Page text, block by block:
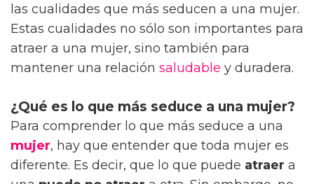
las cualidades que más seducen a una mujer.
Estas cualidades no sólo son importantes para
atraer a una mujer, sino también para
mantener una relación saludable y duradera.
¿Qué es lo que más seduce a una mujer?
Para comprender lo que más seduce a una
mujer, hay que entender que toda mujer es
diferente. Es decir, que lo que puede atraer a